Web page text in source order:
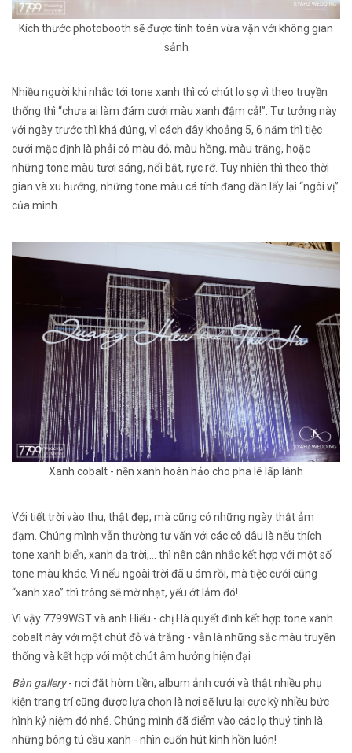
Kích thước photobooth sẽ được tính toán vừa vặn với không gian
sảnh
Nhiều người khi nhắc tới tone xanh thì có chút lo sợ vì theo truyền
thống thì “chưa ai làm đám cưới màu xanh đậm cả!”. Tư tưởng này
với ngày trước thì khá đúng, vì cách đây khoảng 5, 6 năm thì tiệc
cưới mặc định là phải có màu đỏ, màu hồng, màu trắng, hoặc
những tone màu tươi sáng, nổi bật, rực rỡ. Tuy nhiên thì theo thời
gian và xu hướng, những tone màu cá tính đang dần lấy lại “ngôi vị”
của mình.
Xanh cobalt - nền xanh hoàn hảo cho pha lê lấp lánh
Với tiết trời vào thu, thật đẹp, mà cũng có những ngày thật ảm
đạm. Chúng mình vẫn thường tư vấn với các cô dâu là nếu thích
tone xanh biển, xanh da trời,... thì nên cân nhắc kết hợp với một số
tone màu khác. Vì nếu ngoài trời đã u ám rồi, mà tiệc cưới cũng
“xanh xao” thì trông sẽ mờ nhạt, yếu ớt lắm đó!
Vì vậy 7799WST và anh Hiếu - chị Hà quyết đinh kết hợp tone xanh
cobalt này với một chút đỏ và trắng - vẫn là những sắc màu truyền
thống và kết hợp với một chút âm hưởng hiện đại
Bàn gallery- nơi đặt hòm tiền, album ảnh cưới và thật nhiều phụ
kiện trang trí cũng được lựa chọn là nơi sẽ lưu lại cực kỳ nhiều bức
hình kỷ niệm đó nhé. Chúng mình đã điểm vào các lọ thuỷ tinh là
những bông tú cầu xanh - nhìn cuốn hút kinh hồn luôn!